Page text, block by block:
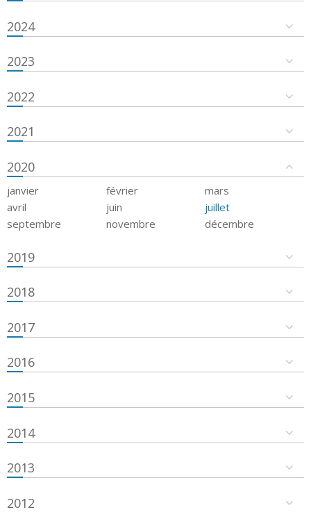
2024
2023
2022
2021
2020
janvier février
mars
avril
juin
juillet
septembre
novembre décembre
2019
2018
2017
2016
2015
2014
2013
2012